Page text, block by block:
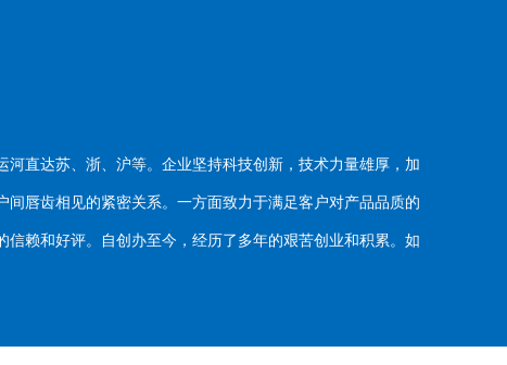
直达苏、浙、沪等。企业坚持科技创新，技术力量雄厚，加
齿相见的紧密关系。一方面致力于满足客户对产品品质的
和好评。自创办至今，经历了多年的艰苦创业和积累。如